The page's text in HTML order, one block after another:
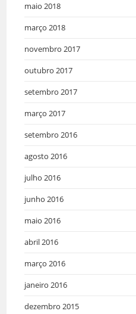
maio 2018
março 2018
novembro 2017
outubro 2017
setembro 2017
março 2017
setembro 2016
agosto 2016
julho 2016
junho 2016
maio 2016
abril 2016
março 2016
janeiro 2016
dezembro 2015